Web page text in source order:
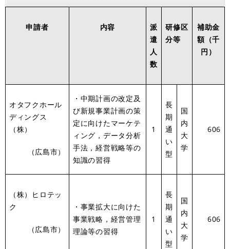
申請者 内容
派
遣
人
数
研修区
分等
補助金
額（千
円）
オタフクホール
ディングス
（株）
（広島市）
・中期計画の改定及
び新規事業計画の策
定に向けたマーケテ
ィング，データ分析
手法，経営戦略等の
知識の習得
1
長
期
通
い
型
国
内
大
学
606
（株）ヒロテッ
ク
（広島市）
・事業拡大に向けた
事業戦略，経営管理
理論等の習得
1
長
期
通
い
型
国
内
大
学
606